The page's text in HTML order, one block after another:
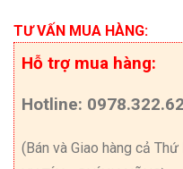
TƯ VẤN MUA HÀNG:
Hỗ trợ mua hàng:
Hotline:
(Bán và Giao hàng cả